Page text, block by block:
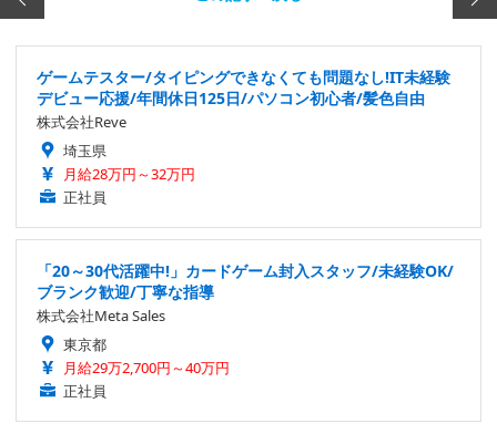
ゲームテスター/タイピングできなくても問題なし!IT未経験
デビュー応援/年間休日125日/パソコン初心者/髪色自由
株式会社Reve
埼玉県
月給28万円～32万円
正社員
「20～30代活躍中!」カードゲーム封入スタッフ/未経験OK/
ブランク歓迎/丁寧な指導
株式会社Meta Sales
東京都
月給29万2,700円～40万円
正社員